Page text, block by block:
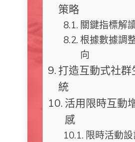
策略
關鍵指標解
根據數據調
向
打造互動式社群
統
活用限時互動
感
限時活動